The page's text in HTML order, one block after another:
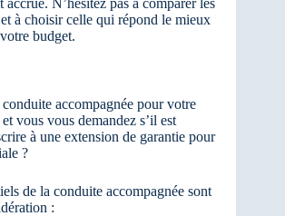
à choisir celle qui répond le mieux
budget.
accompagnée pour votre
vous vous demandez s’il est
à une extension de garantie pour
?
de la conduite accompagnée sont
: